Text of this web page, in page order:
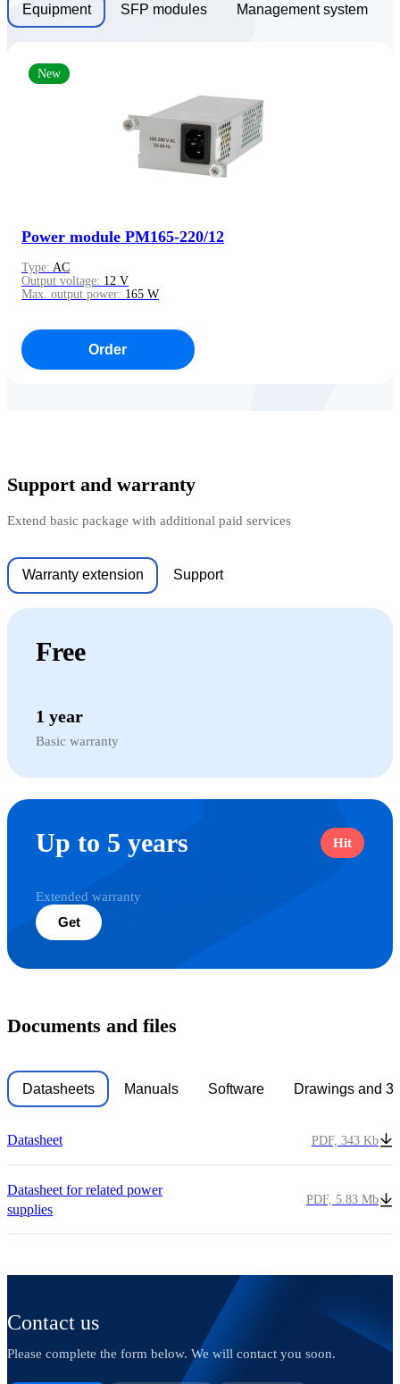
Equipment SFP modules Management system
Power module PM165-220/12
Type: AC
Output voltage: 12 V
Max. output power: 165 W
New
Order
Support and warranty
Extend basic package with additional paid services
Warranty extension Support
Free
1 year
Basic warranty
Up to 5 years
Extended warranty
Get
Hit
Documents and files
Datasheets Manuals Software Drawings and
Datasheet PDF, 343 Kb
Datasheet for related power
supplies
PDF, 5.83 Mb
Contact us
Please complete the form below. We will contact you soon.